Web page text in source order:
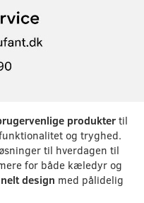
produktertil
og tryghed.
til hverdagen til
for både kæledyr og
design med pålidelig